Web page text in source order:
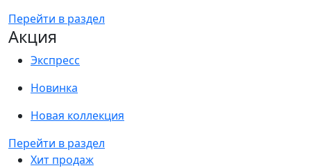
Перейти в раздел
Акция
Экспресс
Новинка
Новая коллекция
Перейти в раздел
Хит продаж